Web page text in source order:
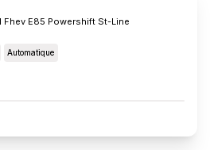
Fhev E85 Powershift St-Line
Automatique